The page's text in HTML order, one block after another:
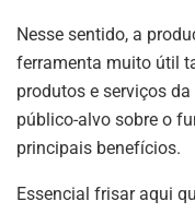
Nesse sentido, a
ferramenta muito útil
produtos e serviços
público-alvo sobre o
principais benefícios.
Essencial frisar aqui